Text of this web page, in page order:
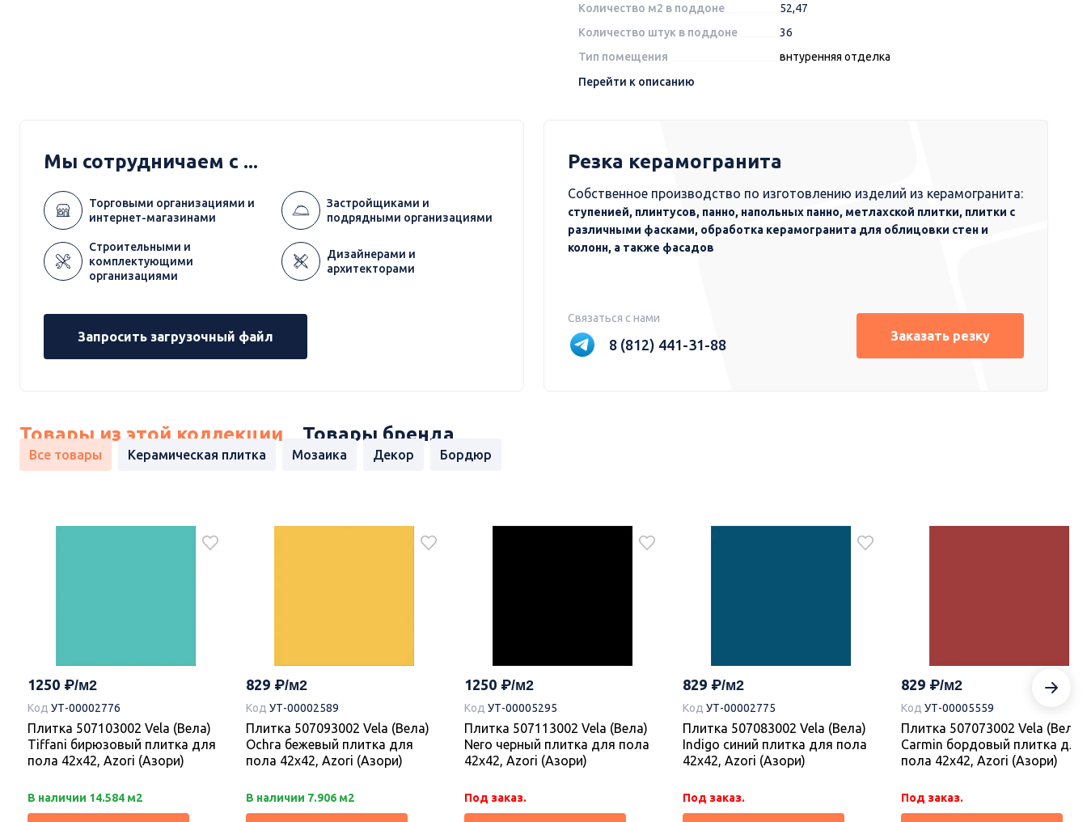
Количество м2 в поддоне
52,47
Количество штук в поддоне
36
Тип помещения
внтуренняя отделка
Перейти к описанию
Мы сотрудничаем с ...
Торговыми организациями и
интернет-магазинами
Застройщиками и
подрядными организациями
Строительными и
комплектующими
организациями
Дизайнерами и
архитекторами
Запросить загрузочный файл
Резка керамогранита
Собственное производство по изготовлению изделий из керамогранита:
ступенией, плинтусов, панно, напольных панно, метлахской плитки, плитки с
различными фасками, обработка керамогранита для облицовки стен и
колонн, а также фасадов
Заказать резку
Связаться с нами
8 (812) 441-31-88
Товары из этой коллекции Товары бренда
Все товары Керамическая плитка Мозаика Декор Бордюр
1250
Код УТ-00002776
Плитка 507103002 Vela (Вела)
Tiffani бирюзовый плитка для
пола 42х42, Azori (Азори)
В наличии 14.584 м2
829
Код УТ-00002589
Плитка 507093002 Vela (Вела)
Ochra бежевый плитка для
пола 42х42, Azori (Азори)
В наличии 7.906 м2
1250
Код УТ-00005295
Плитка 507113002 Vela (Вела)
Nero черный плитка для пола
42х42, Azori (Азори)
Под заказ.
829
Код УТ-00002775
Плитка 507083002 Vela (Вела)
Indigo синий плитка для пола
42х42, Azori (Азори)
Под заказ.
829
Код УТ-00005559
Плитка 507073002 Vela (Вела)
Carmin бордовый плитка для
пола 42х42, Azori (Азори)
Под заказ.